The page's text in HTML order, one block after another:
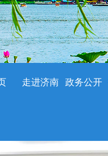
走进济南 政务公开